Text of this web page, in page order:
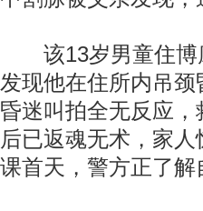
该13岁男童住博
发现他在住所内吊
昏迷叫拍全无反应
后已返魂无术，家
课首天，警方正了